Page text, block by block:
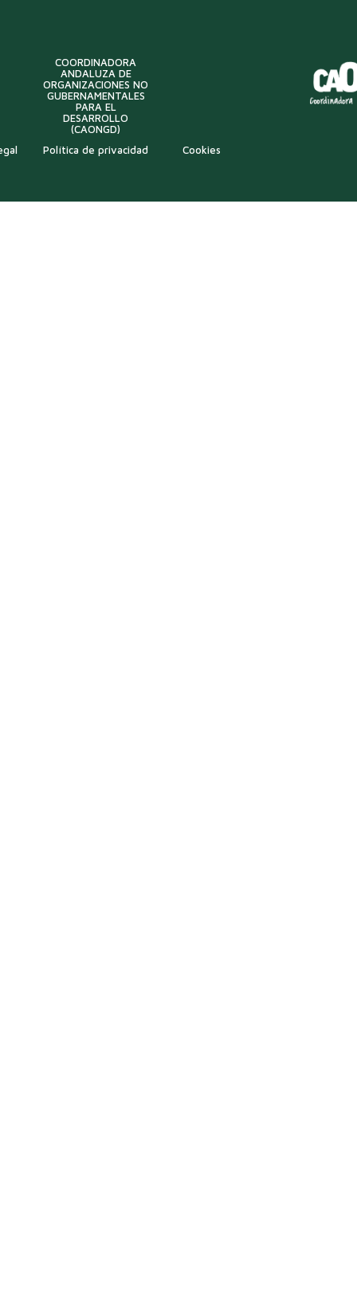
COORDINADORA
ANDALUZA DE
ORGANIZACIONES NO
GUBERNAMENTALES
PARA EL
DESARROLLO
(CAONGD)
Política de privacidad Cookies